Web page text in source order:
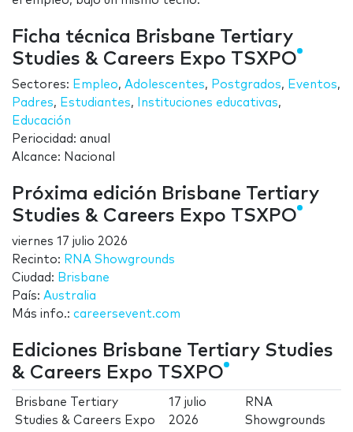
Ficha técnica Brisbane Tertiary
Studies & Careers Expo TSXPO
Sectores: Empleo, Adolescentes, Postgrados, Eventos,
Padres, Estudiantes, Instituciones educativas,
Educación
Periocidad: anual
Alcance: Nacional
Próxima edición Brisbane Tertiary
Studies & Careers Expo TSXPO
viernes 17 julio 2026
Recinto: RNA Showgrounds
Ciudad: Brisbane
País: Australia
Más info.: careersevent.com
Ediciones Brisbane Tertiary Studies
& Careers Expo TSXPO
Brisbane Tertiary
Studies & Careers Expo
17 julio
2026
RNA
Showgrounds